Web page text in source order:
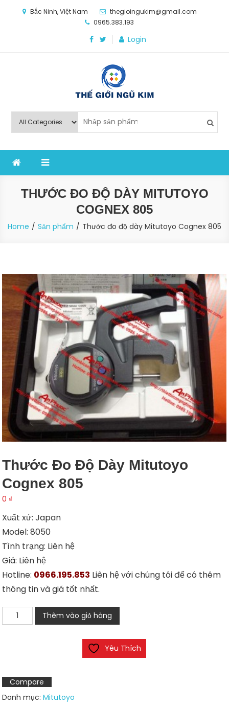
Bắc Ninh, Việt Nam
thegioingukim@gmail.com
0965.383.193
Login
Thế Giới Ngũ Kim
nghiệp sản xuất
THƯỚC ĐO ĐỘ DÀY MITUTOYO
COGNEX 805
Home Sản phẩm Thước đo độ dày Mitutoyo Cognex 805
Thước Đo Độ Dày Mitutoyo
Cognex 805
0 ₫
Xuất xứ: Japan
Model: 8050
Tình trạng: Liên hệ
Giá: Liên hệ
Hotline: 0966.195.853 Liên hệ với chúng tôi để có thêm
thông tin và giá tốt nhất.
Thước
đo
Cognex
805
số
Thêm vào giỏ hàng
Yêu Thích
Compare
Danh mục:Mitutoyo